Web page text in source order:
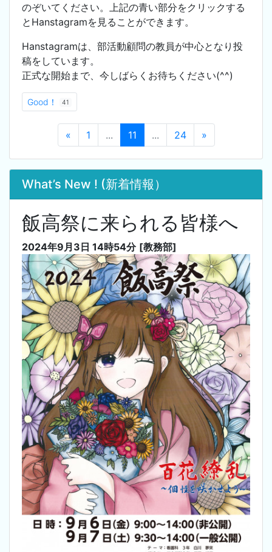
のぞいてください。上記の青い部分をクリックする
とHanstagramを見ることができます。
Hanstagramは、部活動顧問の教員が中心となり投
稿をしています。
正式な開始まで、今しばらくお待ちください(^^)
Good！ 41
« 1 ... 11 ... 24 »
What’s New ! (新着情報）
飯高祭に来られる皆様へ
2024年9月3日 14時54分 [教務部]